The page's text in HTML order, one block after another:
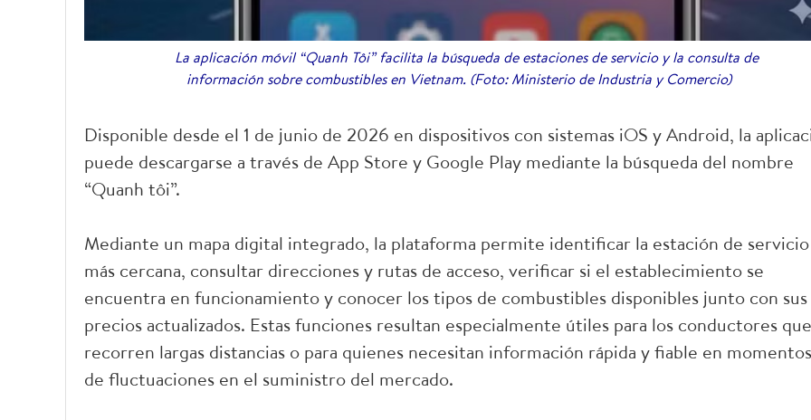
La aplicación móvil “Quanh Tôi” facilita la búsqueda de estaciones de servicio y la consulta de
información sobre combustibles en Vietnam. (Foto: Ministerio de Industria y Comercio)
Disponible desde el 1 de junio de 2026 en dispositivos con sistemas iOS y Android, la
puede descargarse a través de App Store y Google Play mediante la búsqueda del nombre
“Quanh tôi”.
Mediante un mapa digital integrado, la plataforma permite identificar la estación de servicio
más cercana, consultar direcciones y rutas de acceso, verificar si el establecimiento se
encuentra en funcionamiento y conocer los tipos de combustibles disponibles junto con sus
precios actualizados. Estas funciones resultan especialmente útiles para los conductores que
recorren largas distancias o para quienes necesitan información rápida y fiable en momentos
de fluctuaciones en el suministro del mercado.